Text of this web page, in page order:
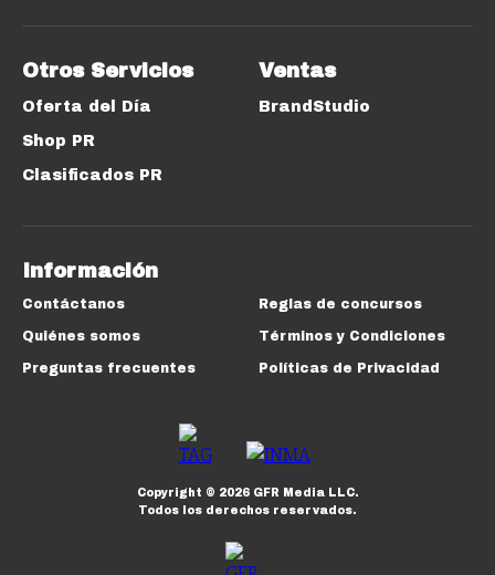
Otros Servicios
Oferta del Día
Shop PR
Clasificados PR
Ventas
BrandStudio
Información
Contáctanos
Quiénes somos
Preguntas frecuentes
Reglas de concursos
Términos y Condiciones
Políticas de Privacidad
Copyright © 2026GFR Media LLC.
Todos los derechos reservados.